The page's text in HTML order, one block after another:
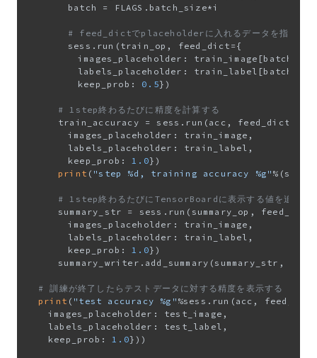
# feed_dictでplaceholderに入れるデータを指定する
					keep_prob:
0.5})
# 1step終わるたびに精度を計算する
				keep_prob:
1.0})
print ( "step %d, training accuracy %g"
# 1step終わるたびにTensorBoardに表示する値を追加す
				keep_prob:
1.0})
# 訓練が終了したらテストデータに対する精度を表示する
print ( "test accuracy %g" %sess.run(acc,
		keep_prob:
1.0}))